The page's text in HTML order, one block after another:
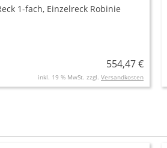
1-fach, Einzelreck Robinie
554,47 €
inkl. 19 % MwSt. zzgl. Versandkosten